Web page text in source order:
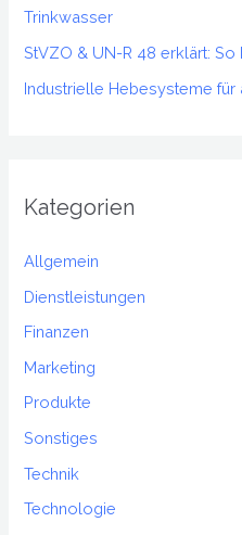
Trinkwasser
StVZO & UN-R 48 erklärt:
Industrielle Hebesysteme
Kategorien
Allgemein
Dienstleistungen
Finanzen
Marketing
Produkte
Sonstiges
Technik
Technologie